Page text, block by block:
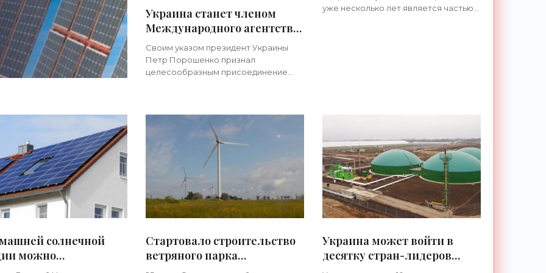
- «Новости Электроники»
уже несколько лет является частью
Украина станет членом
Международного агентства
по возобновляемым
источникам энергии -
«Новости Электроники»
Своим указом президент Украины
Петр Порошенко признал
целесообразным присоединение
Renewable Energy
солнечной
можно
50 тыс грн в
Стартовало строительство
ветряного парка
Причерноморский в
Украина может войти в
десятку стран-лидеров
производства биогаза -